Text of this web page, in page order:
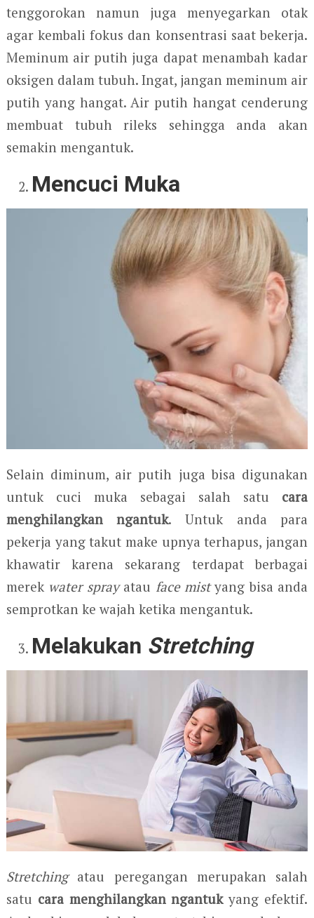
tenggorokan namun juga menyegarkan otak
agar kembali fokus dan konsentrasi saat bekerja.
Meminum air putih juga dapat menambah kadar
oksigen dalam tubuh. Ingat, jangan meminum air
putih yang hangat. Air putih hangat cenderung
membuat tubuh rileks sehingga anda akan
semakin mengantuk.
Mencuci Muka
Selain diminum, air putih juga bisa digunakan
untuk cuci muka sebagai salah satu cara
menghilangkan ngantuk. Untuk anda para
pekerja yang takut make upnya terhapus, jangan
khawatir karena sekarang terdapat berbagai
merek water sprayatau face mistyang bisa anda
semprotkan ke wajah ketika mengantuk.
Melakukan Stretching
Stretching atau peregangan merupakan salah
satu cara menghilangkan ngantukyang efektif.